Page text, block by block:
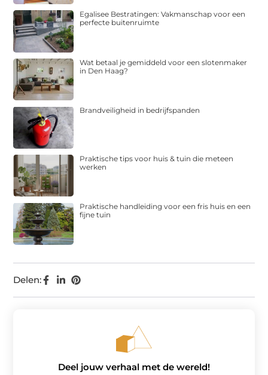
Delen:
Egalisee Bestratingen: Vakmanschap voor een
perfecte buitenruimte
Wat betaal je gemiddeld voor een slotenmaker
in Den Haag?
Brandveiligheid in bedrijfspanden
Praktische tips voor huis & tuin die meteen
werken
Praktische handleiding voor een fris huis en een
fijne tuin
Deel jouw verhaal met de wereld!